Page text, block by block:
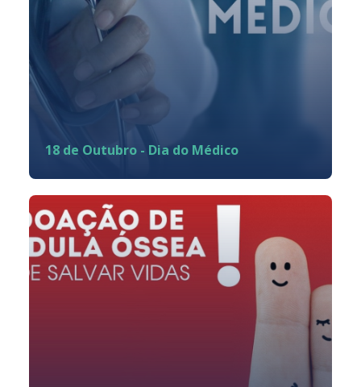
18 de Outubro - Dia do Médico